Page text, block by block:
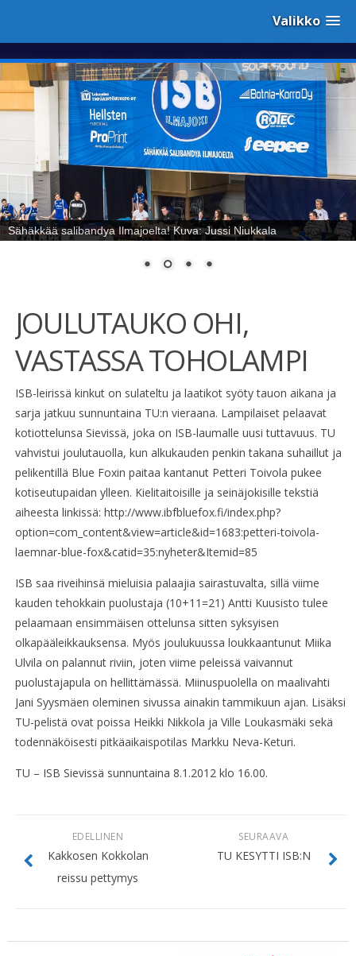
Valikko
Sähäkkää salibandya Ilmajoelta! Kuva: Jussi Niukkala
JOULUTAUKO OHI,
VASTASSA TOHOLAMPI
ISB-leirissä kinkut on sulateltu ja laatikot syöty tauon aikana ja
sarja jatkuu sunnuntaina TU:n vieraana. Lampilaiset pelaavat
kotiottelunsa Sievissä, joka on ISB-laumalle uusi tuttavuus. TU
vahvistui joulutauolla, kun alkukauden penkin takana suhaillut ja
pelikentillä Blue Foxin paitaa kantanut Petteri Toivola pukee
kotiseutupaidan ylleen. Kielitaitoisille ja seinäjokisille tekstiä
aiheesta linkissä: http://www.ibfbluefox.fi/index.php?
option=com_content&view=article&id=1683:petteri-toivola-
laemnar-blue-fox&catid=35:nyheter&Itemid=85
ISB saa riveihinsä mieluisia palaajia sairastuvalta, sillä viime
kauden tehokkain puolustaja (10+11=21) Antti Kuusisto tulee
pelaamaan ensimmäisen ottelunsa sitten syksyisen
olkapääleikkauksensa. Myös joulukuussa loukkaantunut Miika
Ulvila on palannut riviin, joten viime peleissä vaivannut
puolustajapula on hellittämässä. Miinuspuolella on maalivahti
Jani Syysmäen oleminen sivussa ainakin tammikuun ajan. Lisäksi
TU-pelistä ovat poissa Heikki Nikkola ja Ville Loukasmäki sekä
todennäköisesti pitkäaikaispotilas Markku Neva-Keturi.
TU – ISB Sievissä sunnuntaina 8.1.2012 klo 16.00.
SEURAAVA
TU KESYTTI ISB:N
EDELLINEN
Kakkosen Kokkolan
reissu pettymys